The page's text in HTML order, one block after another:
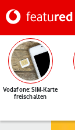
Vodafone: SIM-Karte
freischalten